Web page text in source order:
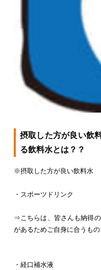
摂取した方が良い飲
る飲料水とは？？
※摂取した方が良い飲料水
・スポーツドリンク
⇒こちらは、皆さんも納得
があるためご自身に合うもの
・経口補水液